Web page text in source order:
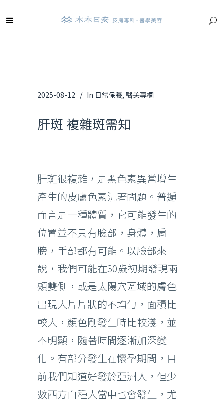
2025-08-12 In 日常保養, 醫美專欄
肝斑 複雜斑需知
肝斑很複雜，是黑色素異常增生
產生的皮膚色素沉著問題。普遍
而言是一種體質，它可能發生的
位置並不只有臉部，身體，肩
膀，手部都有可能。以臉部來
說，我們可能在30歲初期發現兩
頰雙側，或是太陽穴區域的膚色
出現大片片狀的不均勻，面積比
較大，顏色剛發生時比較淺，並
不明顯，隨著時間逐漸加深變
化。有部分發生在懷孕期間，目
前我們知道好發於亞洲人，但少
數西方白種人當中也會發生，尤